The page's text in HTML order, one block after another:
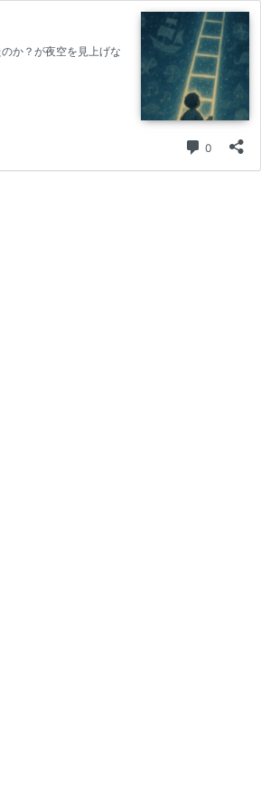
か？が夜空を見上げな
0 コメント